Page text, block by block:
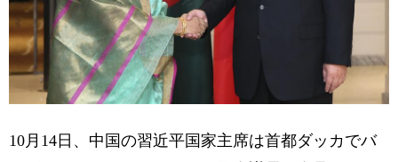
10月14日、中国の習近平国家主席は首都ダッカでバ